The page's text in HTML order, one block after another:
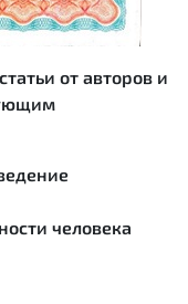
от авторов и
человека